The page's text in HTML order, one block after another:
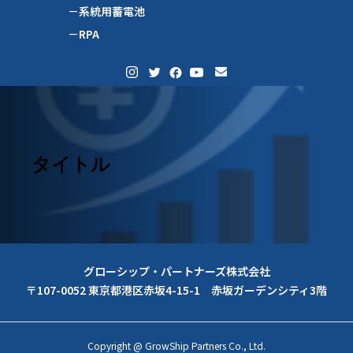
－系統用蓄電池
－RPA
タイトル
グローシップ・パートナーズ株式会社
〒107-0052 東京都港区赤坂4-15-1 赤坂ガーデンシティ3階
Copyright @ GrowShip Partners Co., Ltd.